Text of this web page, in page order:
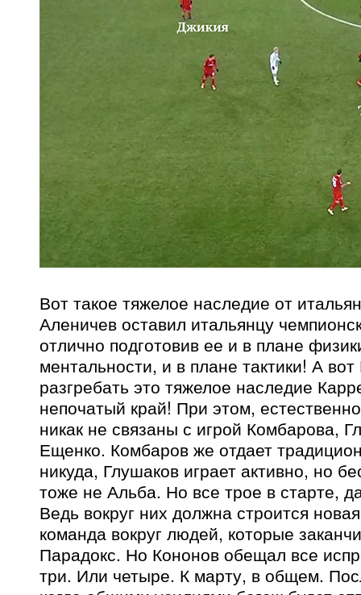
Вот такое тяжелое наследие от
Аленичев оставил итальянцу
отлично подготовив ее и в плане
ментальности, и в плане тактики! А
разгребать это тяжелое наследие
непочатый край! При этом,
никак не связаны с игрой Комбарова,
Ещенко. Комбаров же отдает
никуда, Глушаков играет активно, но
тоже не Альба. Но все трое в старте,
Ведь вокруг них должна строится
команда вокруг людей, которые
Парадокс. Но Кононов обещал все
три. Или четыре. К марту, в общем.